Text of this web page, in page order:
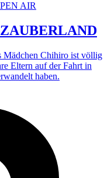
AIR
Mädchen Chihiro ist völlig
Eltern auf der Fahrt in
haben.